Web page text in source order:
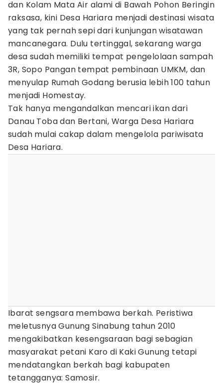
dan Kolam Mata Air alami di Bawah Pohon Beringin
raksasa, kini Desa Hariara menjadi destinasi wisata
yang tak pernah sepi dari kunjungan wisatawan
mancanegara. Dulu tertinggal, sekarang warga
desa sudah memiliki tempat pengelolaan sampah
3R, Sopo Pangan tempat pembinaan UMKM, dan
menyulap Rumah Godang berusia lebih 100 tahun
menjadi Homestay.
Tak hanya mengandalkan mencari ikan dari
Danau Toba dan Bertani, Warga Desa Hariara
sudah mulai cakap dalam mengelola pariwisata
Desa Hariara.
Ibarat sengsara membawa berkah. Peristiwa
meletusnya Gunung Sinabung tahun 2010
mengakibatkan kesengsaraan bagi sebagian
masyarakat petani Karo di Kaki Gunung tetapi
mendatangkan berkah bagi kabupaten
tetangganya: Samosir.